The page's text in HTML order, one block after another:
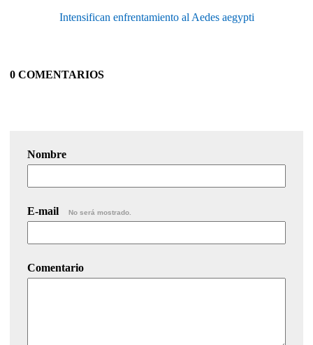
Intensifican enfrentamiento al Aedes aegypti
0 COMENTARIOS
Nombre
E-mail No será mostrado.
Comentario